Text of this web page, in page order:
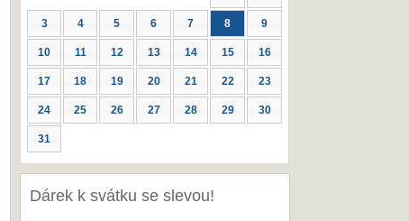
3 4 5 6 7 8 9
10 11 12 13 14 15 16
17 18 19 20 21 22 23
24 25 26 27 28 29 30
31
Dárek k svátku se slevou!